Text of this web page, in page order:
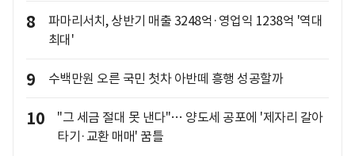
8
파마리서치, 상반기 매출 3248억·영업익 1238억 '역대
최대'
9 수백만원 오른 국민 첫차 아반떼 흥행 성공할까
10
"그 세금 절대 못 낸다"… 양도세 공포에 '제자리 갈아
타기·교환 매매' 꿈틀